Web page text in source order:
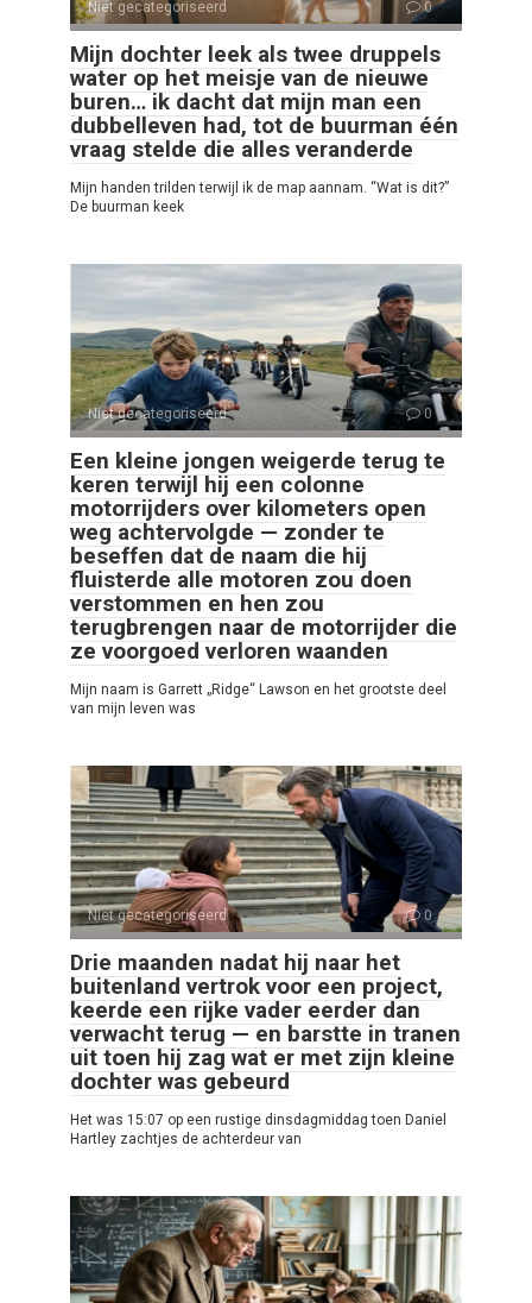
Niet gecategoriseerd 0
Mijn dochter leek als twee druppels
water op het meisje van de nieuwe
buren… ik dacht dat mijn man een
dubbelleven had, tot de buurman één
vraag stelde die alles veranderde
Mijn handen trilden terwijl ik de map aannam. “Wat is dit?”
De buurman keek
Niet gecategoriseerd 0
Een kleine jongen weigerde terug te
keren terwijl hij een colonne
motorrijders over kilometers open
weg achtervolgde — zonder te
beseffen dat de naam die hij
fluisterde alle motoren zou doen
verstommen en hen zou
terugbrengen naar de motorrijder die
ze voorgoed verloren waanden
Mijn naam is Garrett „Ridge“ Lawson en het grootste deel
van mijn leven was
Niet gecategoriseerd 0
Drie maanden nadat hij naar het
buitenland vertrok voor een project,
keerde een rijke vader eerder dan
verwacht terug — en barstte in tranen
uit toen hij zag wat er met zijn kleine
dochter was gebeurd
Het was 15:07 op een rustige dinsdagmiddag toen Daniel
Hartley zachtjes de achterdeur van